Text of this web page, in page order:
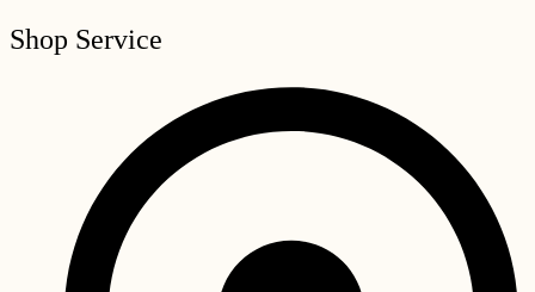
Shop Service